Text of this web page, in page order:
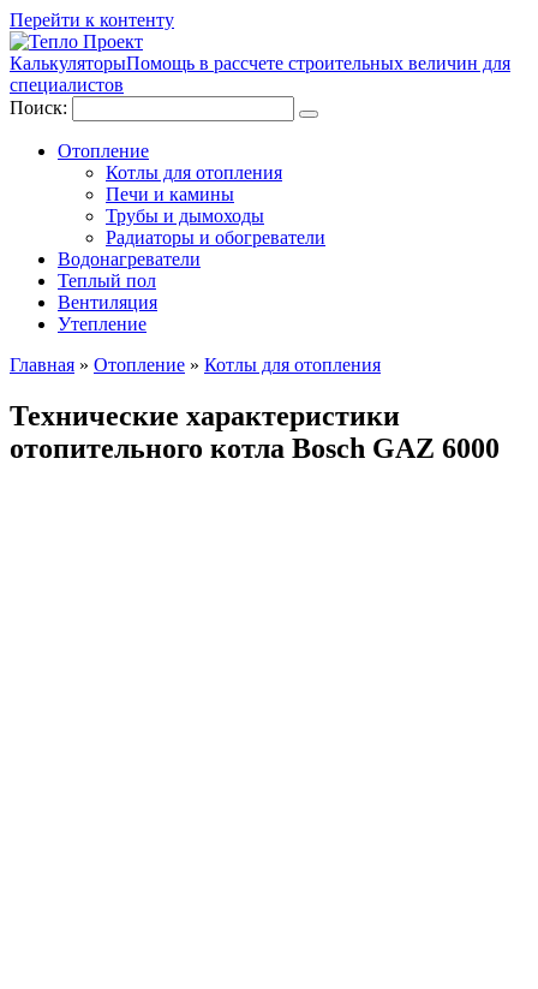
Перейти к контенту
КалькуляторыПомощь в рассчете строительных величин для
специалистов
Поиск:
Отопление
Котлы для отопления
Печи и камины
Трубы и дымоходы
Радиаторы и обогреватели
Водонагреватели
Теплый пол
Вентиляция
Утепление
Главная » Отопление » Котлы для отопления
Технические характеристики
отопительного котла Bosch GAZ 6000